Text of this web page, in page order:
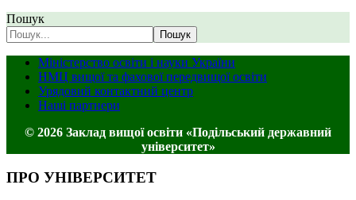
Пошук
Пошук
Міністерство освіти і науки України
НМЦ вищої та фахової передвищої освіти
Урядовий контактний центр
Наші партнери
© 2026 Заклад вищої освіти «Подільський державний
університет»
ПРО УНІВЕРСИТЕТ